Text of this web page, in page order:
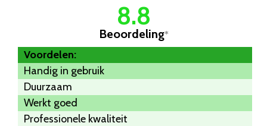
8.8
Beoordeling*
Voordelen:
Handig in gebruik
Duurzaam
Werkt goed
Professionele kwaliteit